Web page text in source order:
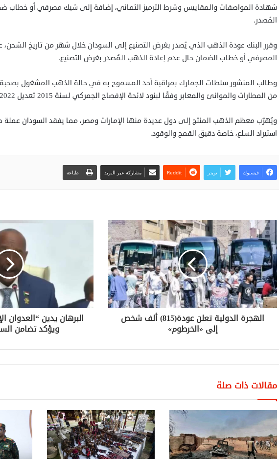
شهادة المواصفات والمقاييس وشرط الترميز الثماني، إضافة إلى شيك مصرفي أو خطاب
المُصدر.
وقرر البنك عودة الذهب الذي يُصدر بغرض التصنيع إلى السودان خلال شهر من تاريخ
المصرفي أو خطاب الضمان حال عدم إعادة الذهب المُصدر بغرض التصنيع.
وطالب المنشور سلطات الجمارك بمراقبة أحد المسموح به في حالة الذهب المشغول بصحبة
من المطارات والموانئ والمعابر وفقًا لبنود لائحة الإفصاح الجمركي لسنة 2015 تعديل 2022.
ويُهرّب معظم الذهب المنتج إلى دول عديدة منها الإمارات ومصر، مما يفقد السودان عملة
استيراد السلع، خاصة دقيق القمح والوقود.
فيسبوك تويتر مشاركة عبر البريد طباعة
الهجرة الدولية تعلن عودة(815) ألف شخص
إلى «الخرطوم»
البرهان يدين “العدوان
ويؤكد تضامن
مقالات ذات صلة